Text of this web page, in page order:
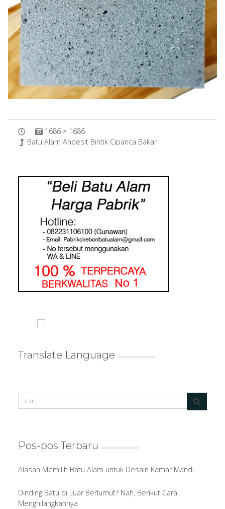
1686 × 1686
Batu Alam Andesit Bintik Cipanca Bakar
Translate Language
Pos-pos Terbaru
Alasan Memilih Batu Alam untuk Desain Kamar Mandi
Dinding Batu di Luar Berlumut? Nah, Berikut Cara
Menghilangkannya